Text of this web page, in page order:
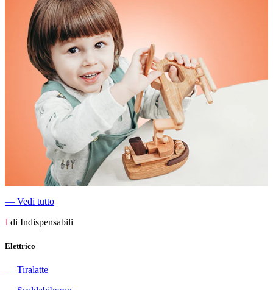
― Vedi tutto
I di Indispensabili
Elettrico
― Tiralatte